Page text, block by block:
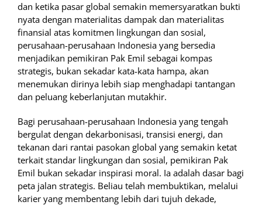
dan ketika pasar global semakin memersyaratkan bukti
nyata dengan materialitas dampak dan materialitas
finansial atas komitmen lingkungan dan sosial,
perusahaan-perusahaan Indonesia yang bersedia
menjadikan pemikiran Pak Emil sebagai kompas
strategis, bukan sekadar kata-kata hampa, akan
menemukan dirinya lebih siap menghadapi tantangan
dan peluang keberlanjutan mutakhir.
Bagi perusahaan-perusahaan Indonesia yang tengah
bergulat dengan dekarbonisasi, transisi energi, dan
tekanan dari rantai pasokan global yang semakin ketat
terkait standar lingkungan dan sosial, pemikiran Pak
Emil bukan sekadar inspirasi moral. Ia adalah dasar bagi
peta jalan strategis. Beliau telah membuktikan, melalui
karier yang membentang lebih dari tujuh dekade,